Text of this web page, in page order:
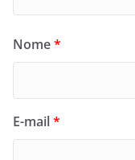
Nome*
E-mail*